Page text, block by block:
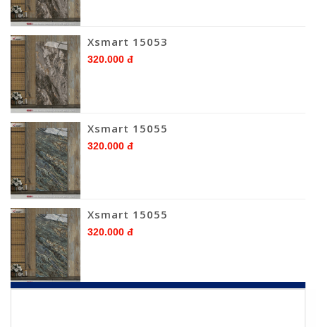
Xsmart 15053
320.000 đ
Xsmart 15055
320.000 đ
Xsmart 15055
320.000 đ